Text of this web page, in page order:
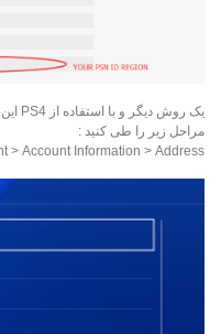
مراحل زیر را طی کنید :
> Account Information > Address